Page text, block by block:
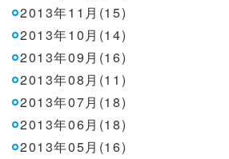
2013年11月(15)
2013年10月(14)
2013年09月(16)
2013年08月(11)
2013年07月(18)
2013年06月(18)
2013年05月(16)